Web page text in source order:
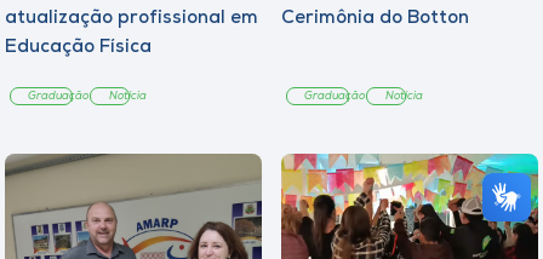
atualização profissional em
Educação Física
Graduação Notícia
Cerimônia do Botton
Graduação Notícia